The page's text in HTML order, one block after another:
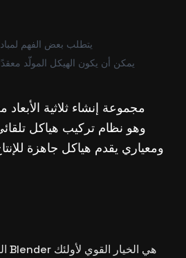
يتطلب بعض الفهم
يمكن أن يكون الهيكل المولّد
مجموعة إنشاء ثلاثية
ومعياري يقدم هياكل جاهزة